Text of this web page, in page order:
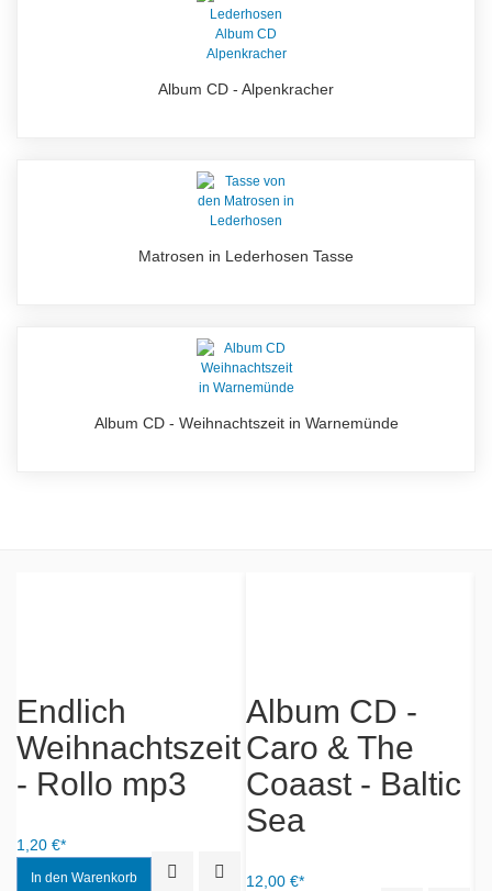
Album CD - Alpenkracher
Matrosen in Lederhosen Tasse
Album CD - Weihnachtszeit in Warnemünde
Quick View
Endlich
Weihnachtszeit
- Rollo mp3
1,20 €*
Album CD -
Caro & The
Coaast - Baltic
Sea
12,00 €*